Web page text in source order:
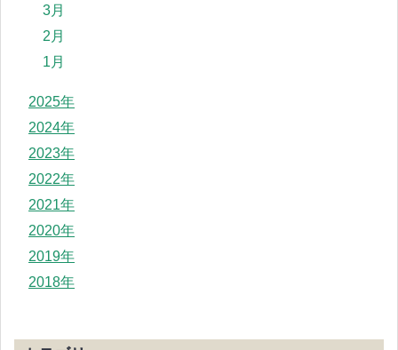
3月
2月
1月
2025年
2024年
2023年
2022年
2021年
2020年
2019年
2018年